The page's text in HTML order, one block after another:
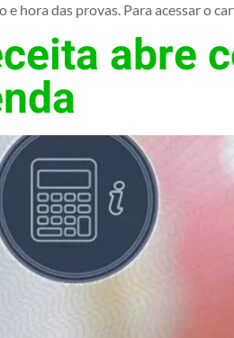
e hora das provas. Para acessar o
abre